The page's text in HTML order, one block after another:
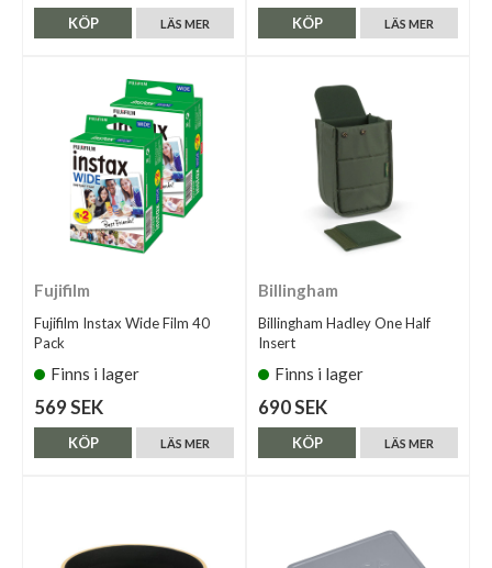
LÄS MER
KÖP LÄS MER
KÖP
Fujifilm
Fujifilm Instax Wide Film 40
Pack
Finns i lager
569 SEK
LÄS MER
KÖP
Billingham
Billingham Hadley One Half
Insert
Finns i lager
690 SEK
LÄS MER
KÖP